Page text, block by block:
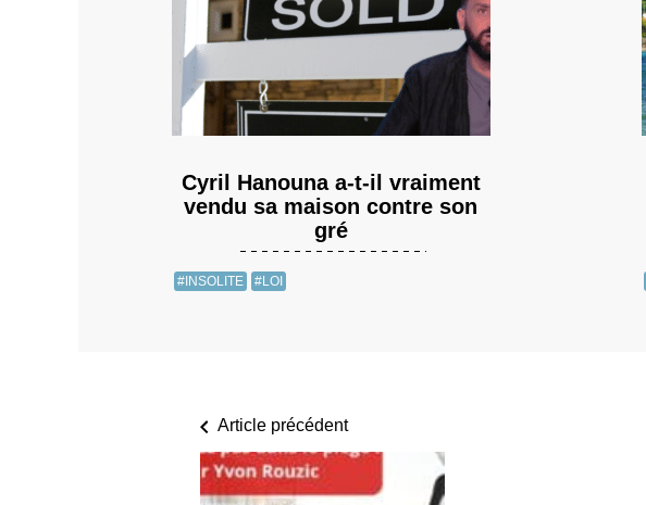
Cyril Hanouna a-t-il vraiment
vendu sa maison contre son
gré
#INSOLITE #LOI
Article précédent